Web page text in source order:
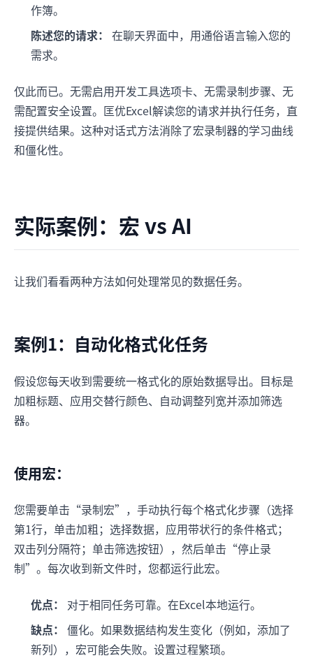
作簿。
陈述您的请求： 在聊天界面中，用通俗语言输入您的
需求。
仅此而已。无需启用开发工具选项卡、无需录制步骤、无
需配置安全设置。匡优Excel解读您的请求并执行任务，直
接提供结果。这种对话式方法消除了宏录制器的学习曲线
和僵化性。
实际案例：宏 vs AI
让我们看看两种方法如何处理常见的数据任务。
案例1：自动化格式化任务
假设您每天收到需要统一格式化的原始数据导出。目标是
加粗标题、应用交替行颜色、自动调整列宽并添加筛选
器。
使用宏：
您需要单击“录制宏”，手动执行每个格式化步骤（选择
第1行，单击加粗；选择数据，应用带状行的条件格式；
双击列分隔符；单击筛选按钮），然后单击“停止录
制”。每次收到新文件时，您都运行此宏。
优点：
对于相同任务可靠。在Excel本地运行。
缺点： 僵化。如果数据结构发生变化（例如，添加了
新列），宏可能会失败。设置过程繁琐。